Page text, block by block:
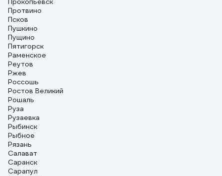
Протвино
Псков
Пушкино
Пущино
Пятигорск
Раменское
Реутов
Ржев
Россошь
Ростов Великий
Рошаль
Руза
Рузаевка
Рыбинск
Рыбное
Рязань
Салават
Саранск
Сарапул